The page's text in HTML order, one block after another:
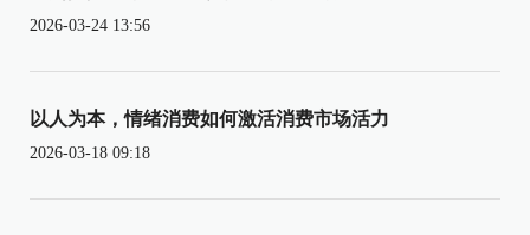
2026-03-24 13:56
以人为本，情绪消费如何激活消费市场活力
2026-03-18 09:18